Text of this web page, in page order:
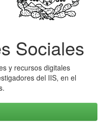
Sociales
y recursos digitales
del IIS, en el